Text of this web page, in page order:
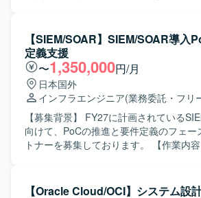
いただきます。会計データを扱う高いセ
満たしながら、開発チームが迅速かつ安
る環境を構築していただきます。SLI/
標化、IaCによる再現性のある基盤づく
バビリティ基盤の整備を通じて、属人化
組織に根付かせていただきます。 【求める人物像】 インフ
ラやSRE領域に強い関心を持ち、
に主体的に取り組んでいただける方を求
チームと連携しながら、信頼性向上と
がら、クラウドインフラ、IaC、監視基
【SIEM/SOAR】SIEM/SOAR導入
定義支援
〜1,350,000円/月
日本国外
インフラエンジニア(業務委託・フリ
【募集背景】 FY27に計画されている
向けて、PoCの推進と要件定義のフェー
トナーを募集しております。 【作業内容】 SIEM/SOAR導
行運用課題の整理および改善提案を実
【Oracle Cloud/OCI】システム設